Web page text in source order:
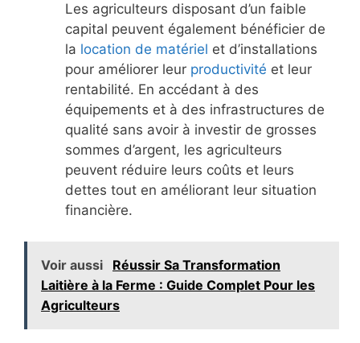
Les agriculteurs disposant d’un faible
capital peuvent également bénéficier de
la location de matériel et d’installations
pour améliorer leur productivité et leur
rentabilité. En accédant à des
équipements et à des infrastructures de
qualité sans avoir à investir de grosses
sommes d’argent, les agriculteurs
peuvent réduire leurs coûts et leurs
dettes tout en améliorant leur situation
financière.
Voir aussi
Réussir Sa Transformation
Laitière à la Ferme : Guide Complet Pour les
Agriculteurs